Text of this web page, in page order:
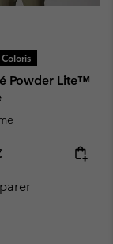
Powder Lite™